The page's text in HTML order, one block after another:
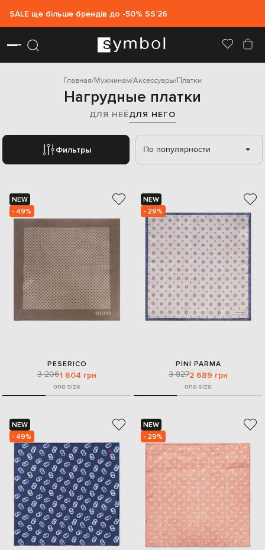
SALE ще більше брендів до -50% SS`26
Главная Мужчинам Аксессуары Платки
Нагрудные платки
ДЛЯ НЕЁДЛЯ НЕГО
Фильтры По популярности
NEW
- 49%
PESERICO
3 2061 604 грн
one size
NEW
- 29%
PINI PARMA
3 8272 689 грн
one size
NEW
- 49%
NEW
- 29%